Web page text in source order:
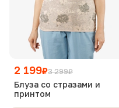
2 199₽3 299₽
Блуза со стразами и
принтом